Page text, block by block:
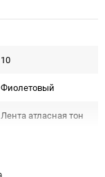
10
Фиолетовый
Лента атласная тон